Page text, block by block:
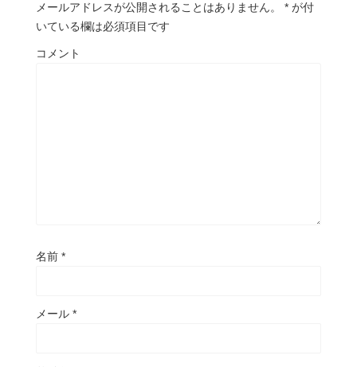
メールアドレスが公開されることはありません。 * が付
いている欄は必須項目です
コメント
名前 *
メール *